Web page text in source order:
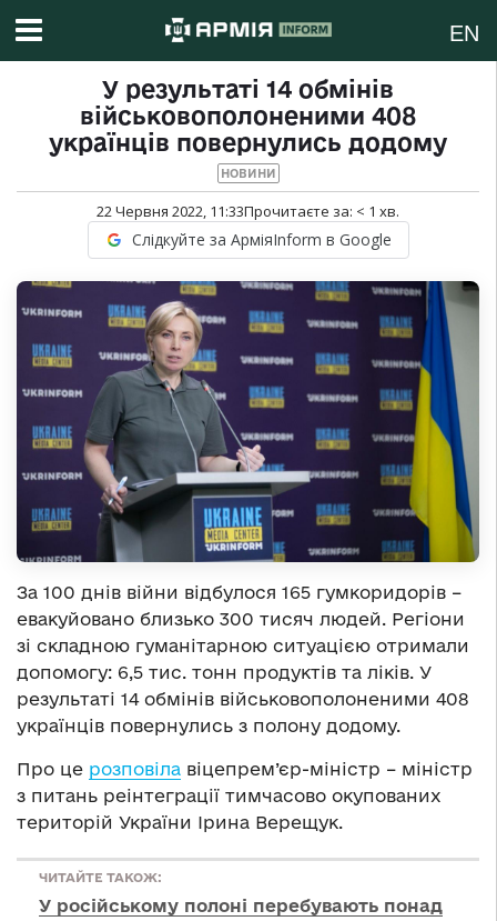
EN
У результаті 14 обмінів
військовополоненими 408
українців повернулись додому
НОВИНИ
22 Червня 2022, 11:33Прочитаєте за: < 1 хв.
Слідкуйте за АрміяInform в Google
За 100 днів війни відбулося 165 гумкоридорів –
евакуйовано близько 300 тисяч людей. Регіони
зі складною гуманітарною ситуацією отримали
допомогу: 6,5 тис. тонн продуктів та ліків. У
результаті 14 обмінів військовополоненими 408
українців повернулись з полону додому.
Про це розповіла віцепрем’єр-міністр – міністр
з питань реінтеграції тимчасово окупованих
територій України Ірина Верещук.
ЧИТАЙТЕ ТАКОЖ:
У російському полоні перебувають понад